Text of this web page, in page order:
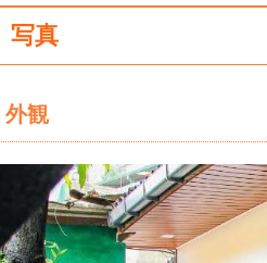
写真
外観